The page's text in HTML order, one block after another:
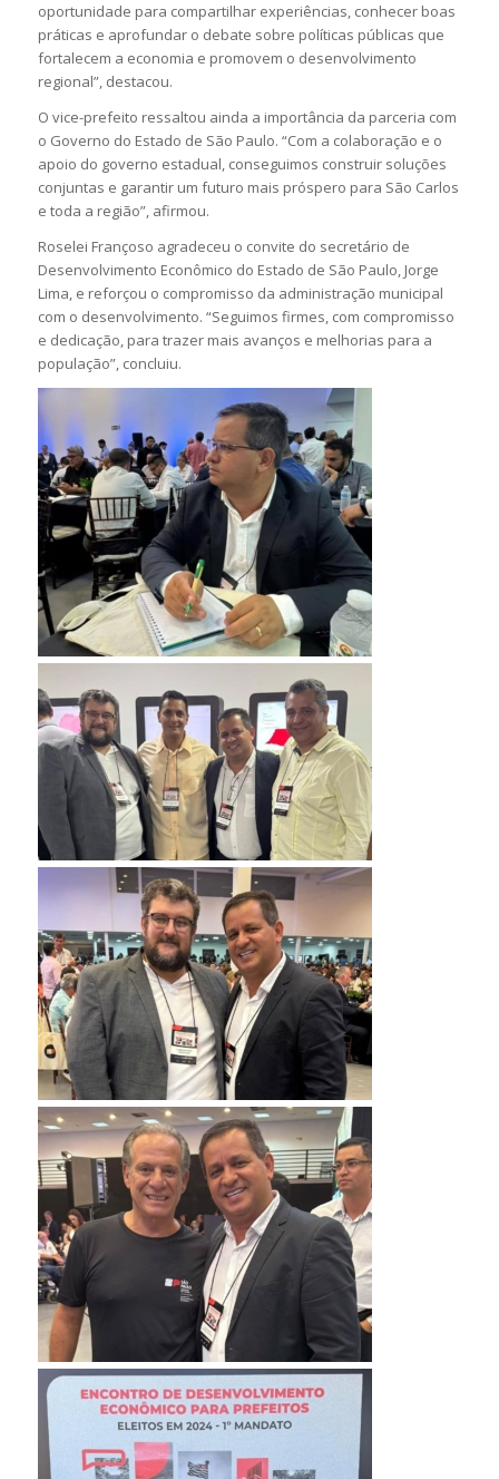
oportunidade para compartilhar experiências, conhecer boas
práticas e aprofundar o debate sobre políticas públicas que
fortalecem a economia e promovem o desenvolvimento
regional”, destacou.
O vice-prefeito ressaltou ainda a importância da parceria com
o Governo do Estado de São Paulo. “Com a colaboração e o
apoio do governo estadual, conseguimos construir soluções
conjuntas e garantir um futuro mais próspero para São Carlos
e toda a região”, afirmou.
Roselei Françoso agradeceu o convite do secretário de
Desenvolvimento Econômico do Estado de São Paulo, Jorge
Lima, e reforçou o compromisso da administração municipal
com o desenvolvimento. “Seguimos firmes, com compromisso
e dedicação, para trazer mais avanços e melhorias para a
população”, concluiu.